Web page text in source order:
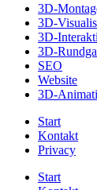
3D-
3D-
3D-
3D-
SEO
Website
3D-
Start
Kontakt
Privacy
Start